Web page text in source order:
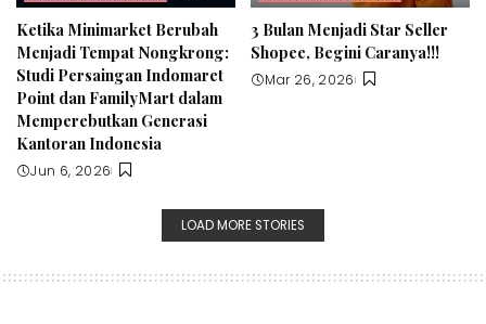
Ketika Minimarket Berubah
Menjadi Tempat Nongkrong:
Studi Persaingan Indomaret
Point dan FamilyMart dalam
Memperebutkan Generasi
Kantoran Indonesia
Jun 6, 2026
3 Bulan Menjadi Star Seller
Shopee, Begini Caranya!!!
Mar 26, 2026
LOAD MORE STORIES